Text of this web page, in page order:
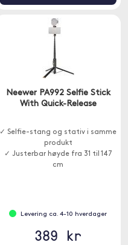
Neewer PA992 Selfie Stick
With Quick-Release
✓ Selfie-stang og stativ i samme
produkt
✓ Justerbar høyde fra 31 til 147
cm
Levering ca. 4-10 hverdager
389 kr